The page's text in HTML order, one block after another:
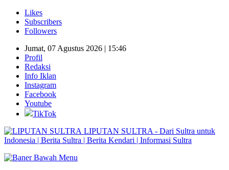
Likes
Subscribers
Followers
Jumat, 07 Agustus 2026 | 15:46
Profil
Redaksi
Info Iklan
Instagram
Facebook
Youtube
TikTok
LIPUTAN SULTRA - Dari Sultra untuk
Indonesia | Berita Sultra | Berita Kendari | Informasi Sultra